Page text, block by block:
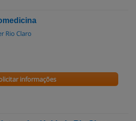
Rio Claro
informações